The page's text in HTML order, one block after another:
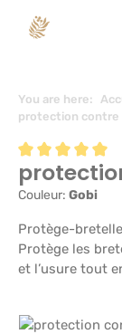
principal
You are here:
protection contre
Note moyenne
Couleur: Gobi
Protège-
Protège les
et l’usure tout
Ignorer la